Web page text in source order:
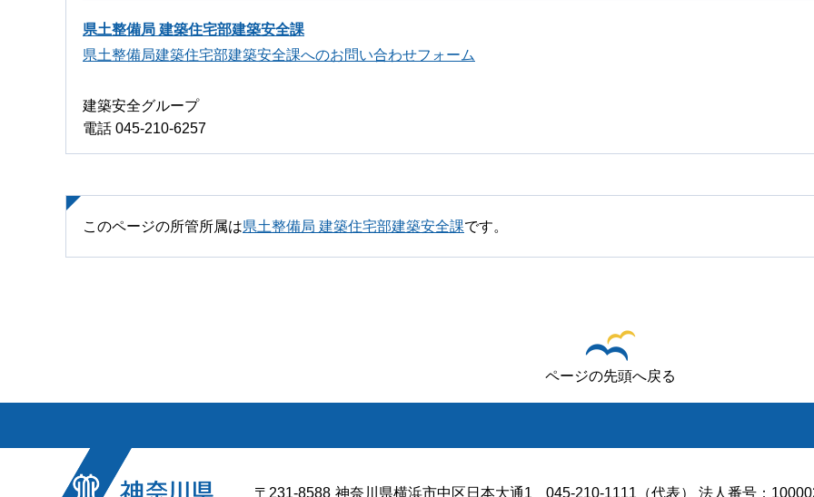
県土整備局 建築住宅部建築安全課
県土整備局建築住宅部建築安全課へのお問い合わせフォーム
建築安全グループ
電話 045-210-6257
このページの所管所属は県土整備局 建築住宅部建築安全課です。
ページの先頭へ戻る
〒231-8588 神奈川県横浜市中区日本大通1 045-210-1111（代表） 法人番号：